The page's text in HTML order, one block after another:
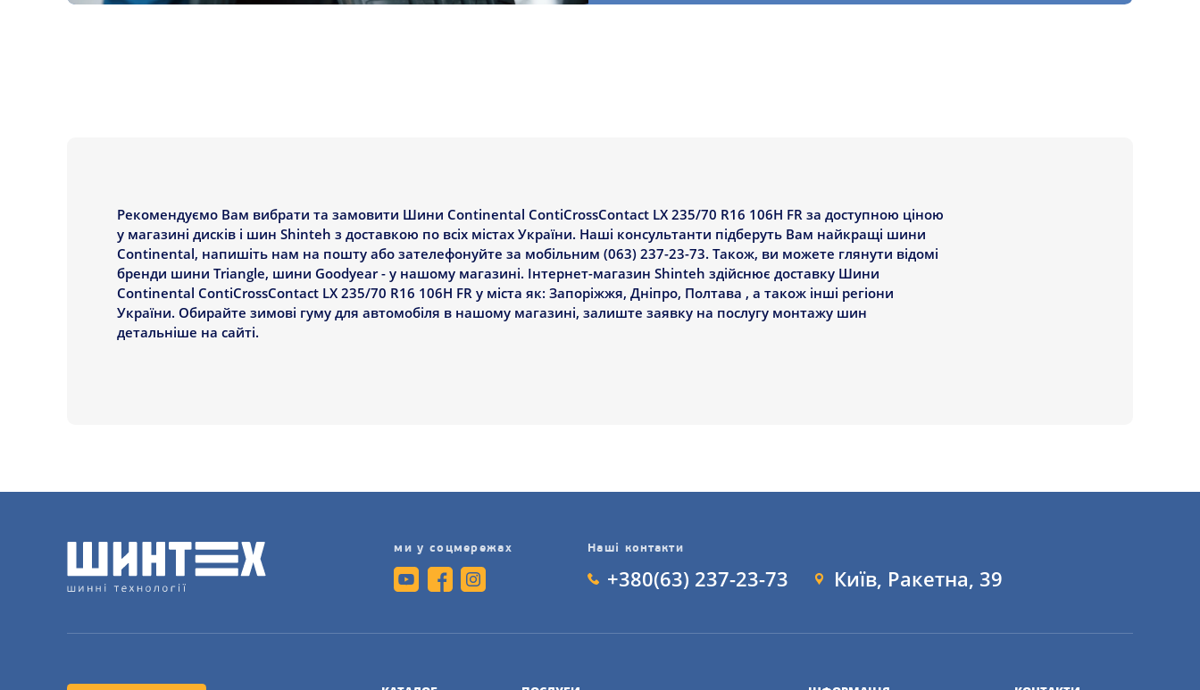
Рекомендуємо Вам вибрати та замовити Шини Continental ContiCrossContact LX 235/70 R16 106H FR за доступною ціною
у магазині дисків і шин Shinteh з доставкою по всіх містах України. Наші консультанти підберуть Вам найкращі шини
Continental, напишіть нам на пошту або зателефонуйте за мобільним (063) 237-23-73. Також, ви можете глянути відомі
бренди шини Triangle, шини Goodyear - у нашому магазині. Інтернет-магазин Shinteh здійснює доставку Шини
Continental ContiCrossContact LX 235/70 R16 106H FR у міста як: Запоріжжя, Дніпро, Полтава , а також інші регіони
України. Обирайте зимові гуму для автомобіля в нашому магазині, залиште заявку на послугу монтажу шин
детальніше на сайті.
ми у соцмережах Наші контакти
+380(63) 237-23-73 Київ, Ракетна, 39